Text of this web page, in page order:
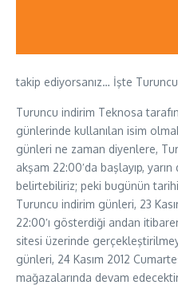
takip ediyorsanız… İşte
Turuncu indirim Teknosa
günlerinde kullanılan isim
günleri ne zaman diyenlere,
akşam 22:00′da başlayıp,
belirtebiliriz; peki bugünün
Turuncu indirim günleri, 23
22:00′ı gösterdiği andan
sitesi üzerinde
günleri, 24 Kasım 2012
mağazalarında devam